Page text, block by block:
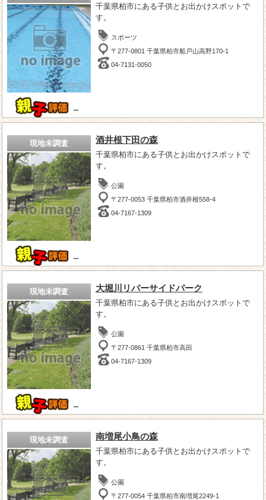
－
千葉県柏市にある子供とお出かけスポットで
す。
スポーツ
〒277-0801 千葉県柏市船戸山高野170-1
04-7131-0050
現地未調査
－
酒井根下田の森
千葉県柏市にある子供とお出かけスポットで
す。
公園
〒277-0053 千葉県柏市酒井根558-4
04-7167-1309
現地未調査
－
大堀川リバーサイドパーク
千葉県柏市にある子供とお出かけスポットで
す。
公園
〒277-0861 千葉県柏市高田
04-7167-1309
現地未調査 南増尾小鳥の森
千葉県柏市にある子供とお出かけスポットで
す。
公園
〒277-0054 千葉県柏市南増尾2249-1